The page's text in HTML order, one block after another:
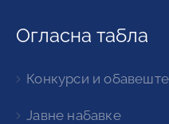
Огласна табла
Конкурси и
Јавне набавке